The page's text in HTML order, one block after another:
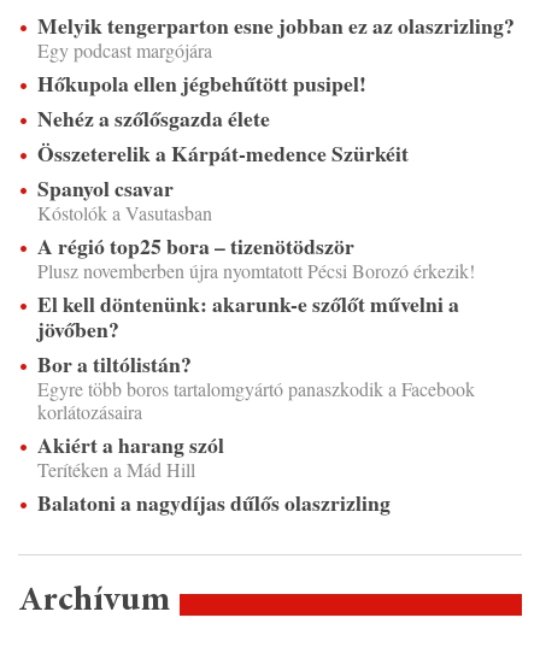
Melyik tengerparton esne jobban ez az olaszrizling?
Egy podcast margójára
Hőkupola ellen jégbehűtött pusipel!
Nehéz a szőlősgazda élete
Összeterelik a Kárpát-medence Szürkéit
Spanyol csavar
Kóstolók a Vasutasban
A régió top25 bora – tizenötödször
Plusz novemberben újra nyomtatott Pécsi Borozó érkezik!
El kell döntenünk: akarunk-e szőlőt művelni a
jövőben?
Bor a tiltólistán?
Egyre több boros tartalomgyártó panaszkodik a Facebook
korlátozásaira
Akiért a harang szól
Terítéken a Mád Hill
Balatoni a nagydíjas dűlős olaszrizling
Archívum